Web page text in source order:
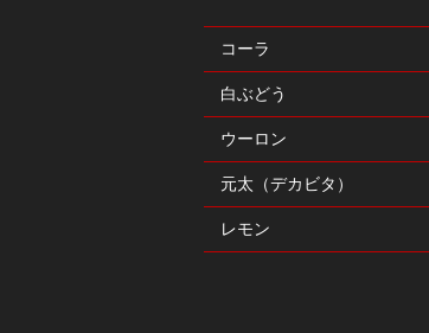
コーラ
白ぶどう
ウーロン
元太（デカビタ）
レモン